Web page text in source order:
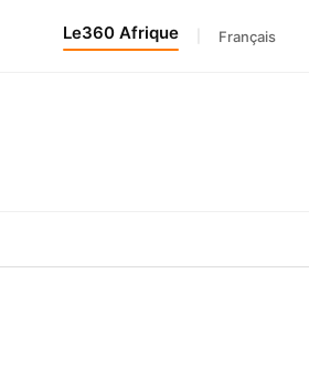
Le360 Afrique Français